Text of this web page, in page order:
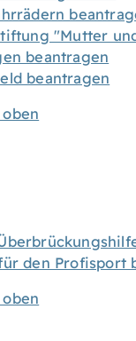
"Mutter
beantragen
beantragen
den Profisport